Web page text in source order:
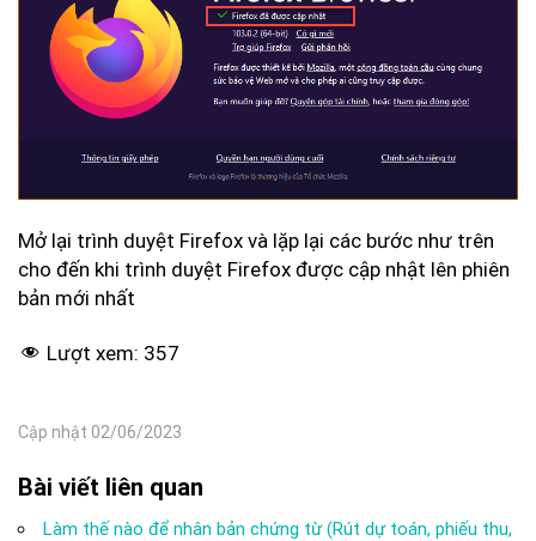
Mở lại trình duyệt Firefox và lặp lại các bước như trên
cho đến khi trình duyệt Firefox được cập nhật lên phiên
bản mới nhất
Lượt xem: 357
Cập nhật 02/06/2023
Bài viết liên quan
Làm thế nào để nhân bản chứng từ (Rút dự toán, phiếu thu,